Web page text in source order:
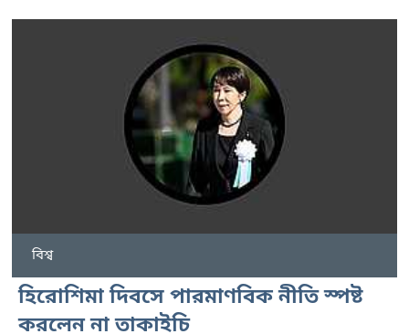
বিশ্ব
হিরোশিমা দিবসে পারমাণবিক নীতি স্পষ্ট
করলেন না তাকাইচি